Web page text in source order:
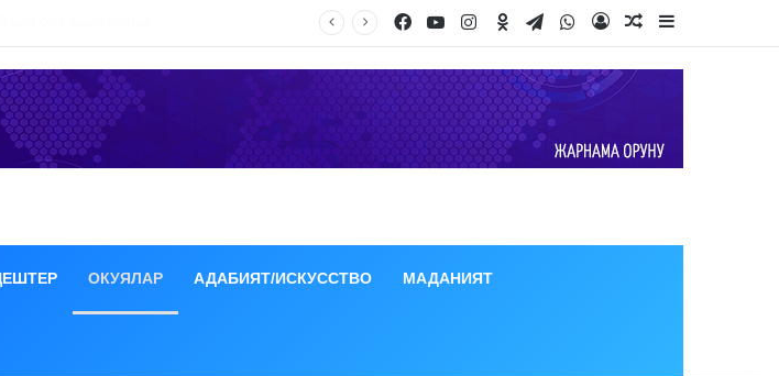
Facebook
YouTubeInstagram
Odnoklassniki
TelegramWhatsApp
Log InRandom Article
Sidebar
ОКУЯЛАР АДАБИЯТ/ИСКУССТВО МАДАНИЯТ